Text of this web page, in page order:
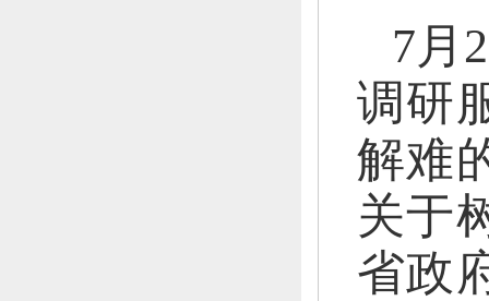
7月
调研
解难
关于
省政